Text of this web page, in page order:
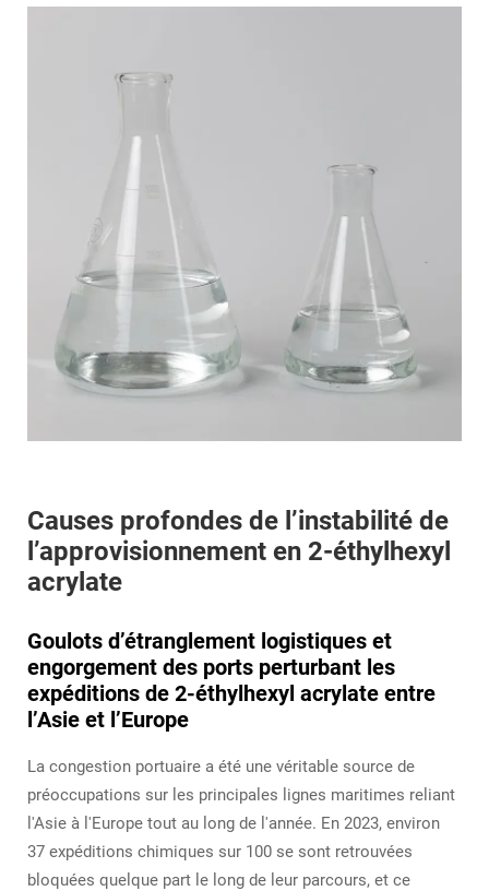
Causes profondes de l’instabilité de
l’approvisionnement en 2-éthylhexyl
acrylate
Goulots d’étranglement logistiques et
engorgement des ports perturbant les
expéditions de 2-éthylhexyl acrylate entre
l’Asie et l’Europe
La congestion portuaire a été une véritable source de
préoccupations sur les principales lignes maritimes reliant
l'Asie à l'Europe tout au long de l'année. En 2023, environ
37 expéditions chimiques sur 100 se sont retrouvées
bloquées quelque part le long de leur parcours, et ce